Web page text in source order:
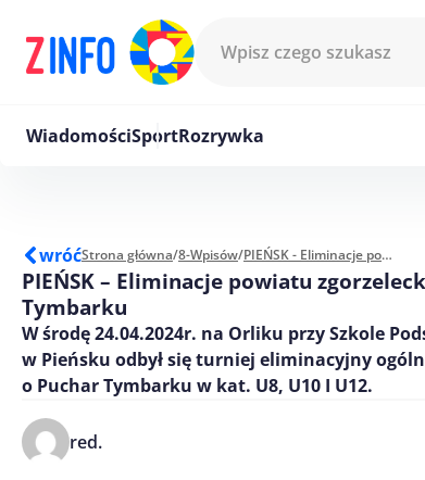
WiadomościSportRozrywka
wróćStrona główna/8-Wpisów/ PIEŃSK - Eliminacje powiatu zgorzeleckiego o Puchar Tymbarku
PIEŃSK – Eliminacje powiatu
Tymbarku
W środę 24.04.2024r. na Orliku przy Szkole
w Pieńsku odbył się turniej eliminacyjny
o Puchar Tymbarku w kat. U8, U10 I U12.
red.